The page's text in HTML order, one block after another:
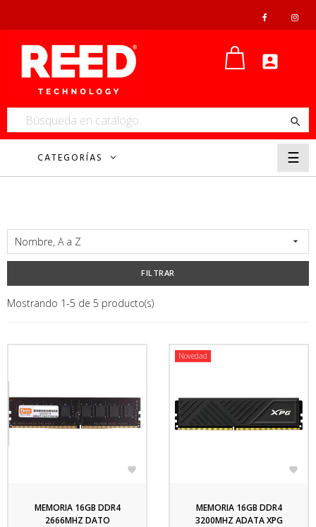


CATEGORÍAS
de
☰
Nombre, A a Z 
FILTRAR
Mostrando 1-5 de 5 producto(s)

MEMORIA 16GB DDR4
2666MHZ DATO

Novedad
MEMORIA 16GB DDR4
3200MHZ ADATA XPG